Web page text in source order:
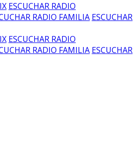
ESCUCHAR RADIO
RADIO FAMILIA ESCUCHAR
ESCUCHAR RADIO
RADIO FAMILIA ESCUCHAR